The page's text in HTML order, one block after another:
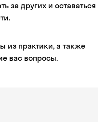
за других и оставаться
из практики, а также
вас вопросы.